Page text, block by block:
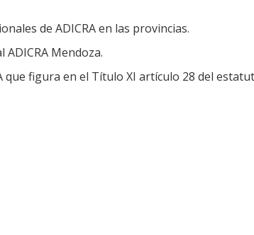
de ADICRA en las provincias.
Mendoza.
que figura en el Título XI artículo 28 del